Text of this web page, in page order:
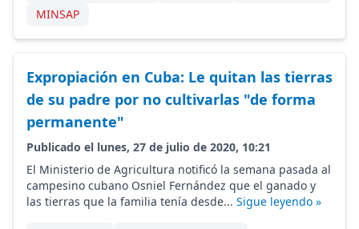
MINSAP
Expropiación en Cuba: Le quitan las tierras
de su padre por no cultivarlas "de forma
permanente"
Publicado el lunes, 27 de julio de 2020, 10:21
El Ministerio de Agricultura notificó la semana pasada al
campesino cubano Osniel Fernández que el ganado y
las tierras que la familia tenía desde... Sigue leyendo »